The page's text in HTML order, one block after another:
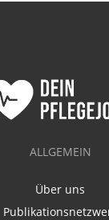
ALLGEMEIN
Über uns